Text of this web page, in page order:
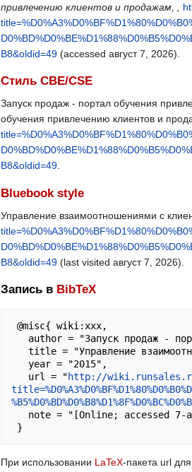
привлечению клиентов и продажам, ,
B8&oldid=49 (accessed август 7, 2026).
Стиль CBE/CSE
Запуск продаж - портал обучения
обучения привлечению клиентов и
B8&oldid=49
Bluebook style
Управление взаимоотношениями с
B8&oldid=49 (last visited август 7, 2026).
Запись в BibTeX
   url = "
http://
При использовании LaTeX-пакета url